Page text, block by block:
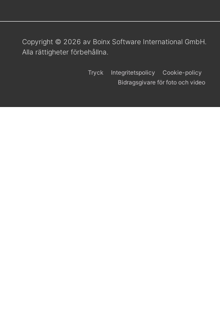
Copyright © 2026 av Boinx Software International GmbH.
Alla rättigheter förbehållna.
Tryck Integritetspolicy
Cookie-policy
Bidragsgivare för foto och video